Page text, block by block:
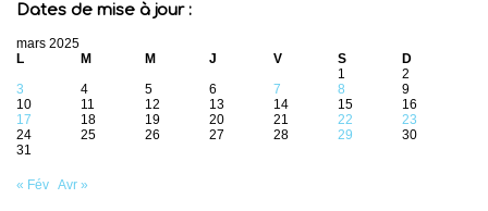
Dates de mise à jour :
mars 2025
L
M M J V S
D
1
2
3
4 5 6 7 8
9
10
11 12 13 14 15
16
17
18 19 20 21 22
23
24
25 26 27 28 29
30
31
« Fév Avr »